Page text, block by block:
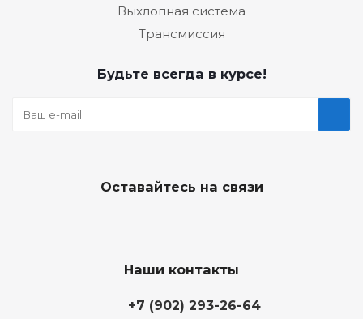
Выхлопная система
Трансмиссия
Будьте всегда в курсе!
Оставайтесь на связи
Наши контакты
+7 (902) 293-26-64